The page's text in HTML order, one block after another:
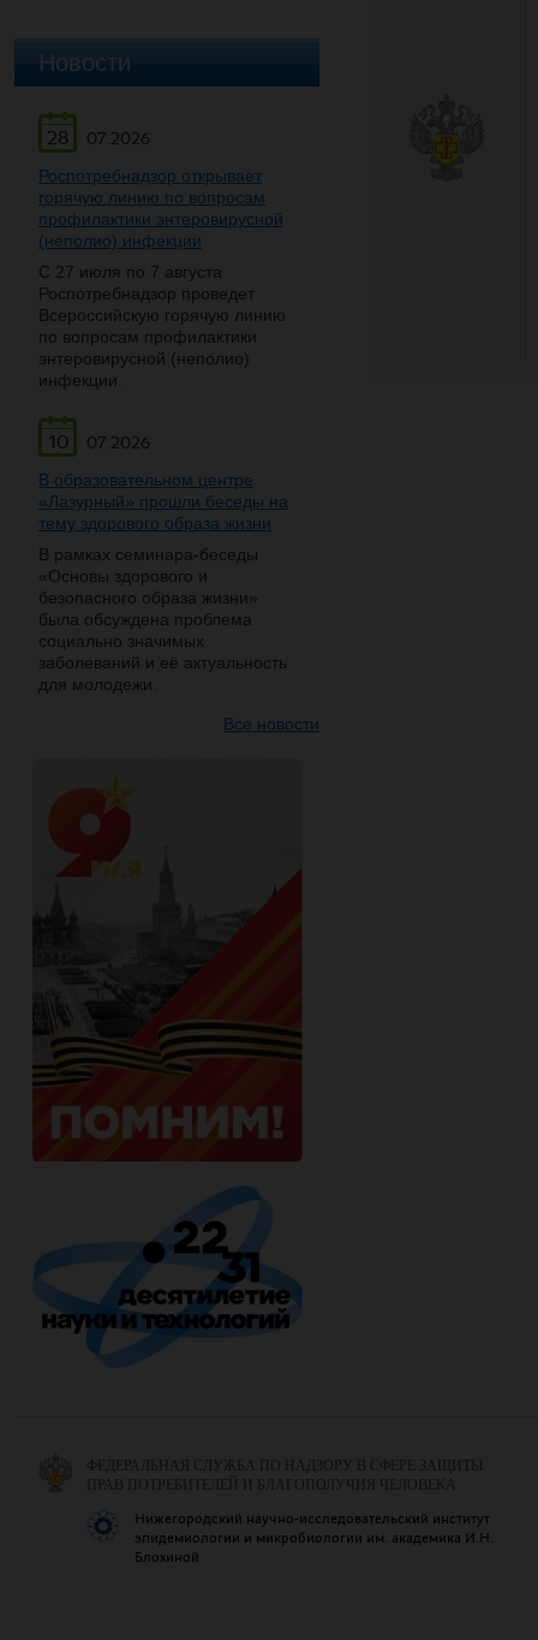
Новости
28
07.2026
Роспотребнадзор открывает
горячую линию по вопросам
профилактики энтеровирусной
(неполио) инфекции
С 27 июля по 7 августа
Роспотребнадзор проведет
Всероссийскую горячую линию
по вопросам профилактики
энтеровирусной (неполио)
инфекции.
10
07.2026
В образовательном центре
«Лазурный» прошли беседы на
тему здорового образа жизни
В рамках семинара-беседы
«Основы здорового и
безопасного образа жизни»
была обсуждена проблема
социально значимых
заболеваний и её актуальность
для молодежи.
Все новости
ФЕДЕРАЛЬНАЯ СЛУЖБА ПО НАДЗОРУ В СФЕРЕ ЗАЩИТЫ
ПРАВ ПОТРЕБИТЕЛЕЙ И БЛАГОПОЛУЧИЯ ЧЕЛОВЕКА
Нижегородский научно-исследовательский институт
эпидемиологии и микробиологии им. академика И.Н.
Блохиной